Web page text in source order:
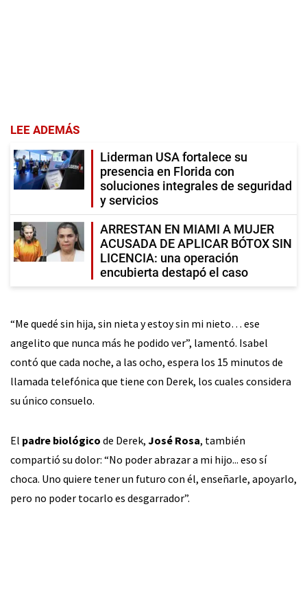
LEE ADEMÁS
Liderman USA fortalece su
presencia en Florida con
soluciones integrales de seguridad
y servicios
ARRESTAN EN MIAMI A MUJER
ACUSADA DE APLICAR BÓTOX SIN
LICENCIA: una operación
encubierta destapó el caso
“Me quedé sin hija, sin nieta y estoy sin mi nieto… ese
angelito que nunca más he podido ver”, lamentó. Isabel
contó que cada noche, a las ocho, espera los 15 minutos de
llamada telefónica que tiene con Derek, los cuales considera
su único consuelo.
El padre biológico de Derek, José Rosa, también
compartió su dolor: “No poder abrazar a mi hijo... eso sí
choca. Uno quiere tener un futuro con él, enseñarle, apoyarlo,
pero no poder tocarlo es desgarrador”.